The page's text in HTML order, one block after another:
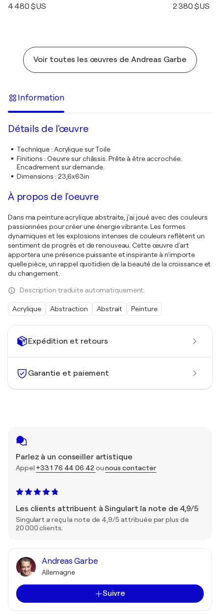
Expédition et retours
Garantie et paiement
Parlez à un conseiller artistique
Appel +33 1 76 44 06 42 ounous contacter
Les clients attribuent à Singulart la note de 4,9/5
Singulart a reçu la note de 4,9/5 attribuée par plus de
20 000 clients.
Andreas Garbe
Allemagne
Suivre
4 480 $US 2 380 $US
Voir toutes les œuvres de Andreas Garbe
Information
Détails de l'œuvre
Technique: Acrylique sur Toile
Finitions : Oeuvre sur châssis. Prête à être accrochée.
Encadrement sur demande.
Dimensions : 23,6x63in
À propos de l'oeuvre
Dans ma peinture acrylique abstraite, j'ai joué avec des couleurs
passionnées pour créer une énergie vibrante. Les formes
dynamiques et les explosions intenses de couleurs reflètent un
sentiment de progrès et de renouveau. Cette œuvre d'art
apportera une présence puissante et inspirante à n'importe
quelle pièce, un rappel quotidien de la beauté de la croissance et
du changement.
Description traduite automatiquement.
Acrylique Abstraction Abstrait Peinture